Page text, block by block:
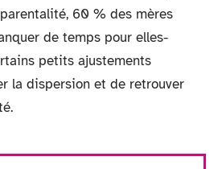
60 % des mères
de temps pour elles-
petits ajustements
la dispersion et de retrouver